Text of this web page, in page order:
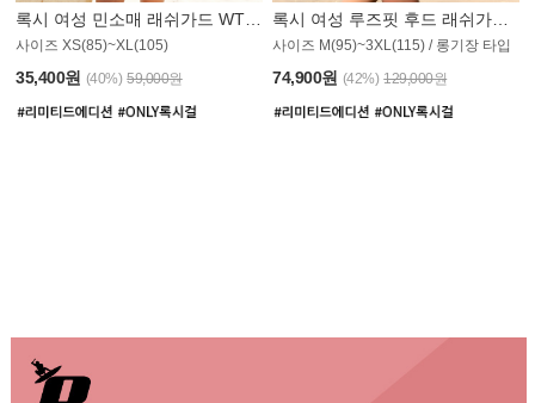
사이즈 XS(85)~XL(105)
35,400원 (40%) 59,000원
사이즈 M(95)~3XL(115) / 롱기장 타입
74,900원 (42%) 129,000원